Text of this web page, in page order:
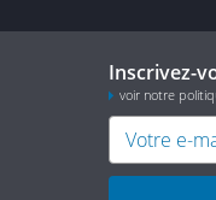
Inscrivez-
voir notre